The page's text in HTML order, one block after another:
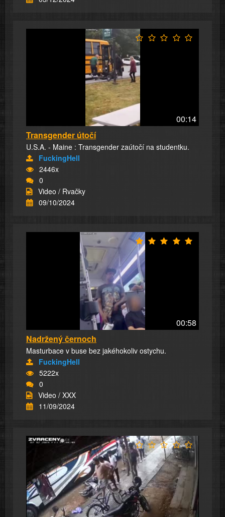
00:14
Transgender útočí
U.S.A. - Maine : Transgender zaútočí na studentku.
FuckingHell
2446x
0
Video / Rvačky
09/10/2024
00:58
Nadržený černoch
Masturbace v buse bez jakéhokoliv ostychu.
FuckingHell
5222x
0
Video / XXX
11/09/2024